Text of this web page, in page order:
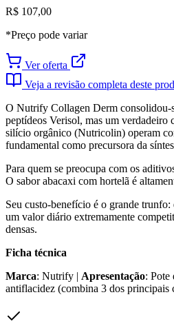
R$ 107,00
*Preço pode variar
Ver oferta
Veja a revisão completa deste
O Nutrify Collagen Derm consolidou-
peptídeos Verisol, mas um
silício orgânico (Nutricolin) operam
fundamental como precursora da
Para quem se preocupa com os
O sabor abacaxi com hortelã é
Seu custo-benefício é o grande
um valor diário extremamente
densas.
Ficha técnica
Marca: Nutrify | Apresentação: Pote
antiflacidez (combina 3 dos principais